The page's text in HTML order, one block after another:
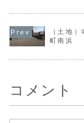
ン!!!価 格-所在
地徳島市城東町2
丁目構 造RC造
（土地
町南浜
コメント